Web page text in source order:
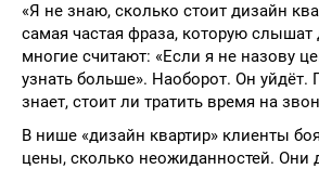
«Я не знаю, сколько стоит дизайн
самая частая фраза, которую
многие считают: «Если я не назову
узнать больше». Наоборот. Он уйдёт.
знает, стоит ли тратить время на
В нише «дизайн квартир» клиенты
цены, сколько неожиданностей. Они